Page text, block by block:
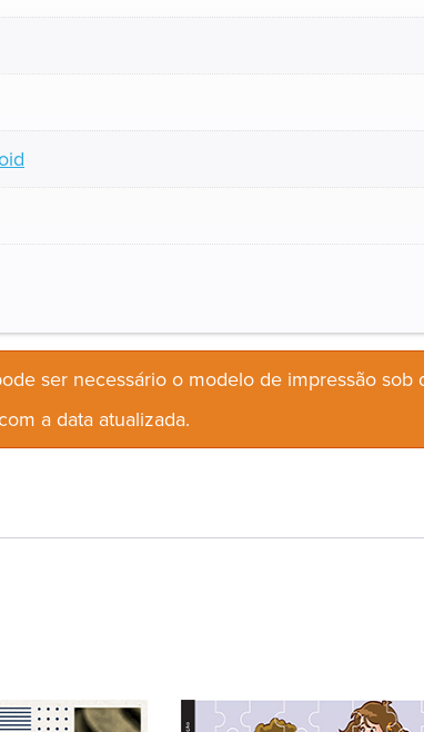
ser necessário o modelo de impressão
a data atualizada.